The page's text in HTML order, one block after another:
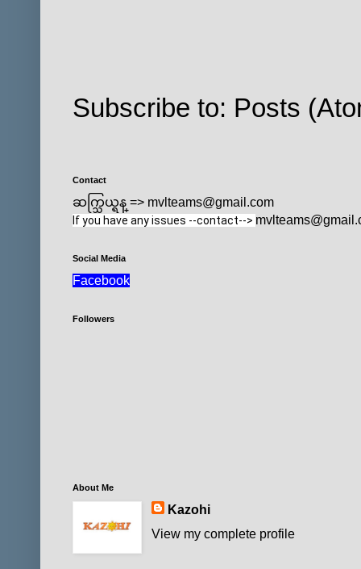
Subscribe to: Posts
Contact
ဆက္သြယ္ရန္ => mvlteams@gmail.com
If you have any issues --contact-->
Social Media
Facebook
Followers
About Me
Kazohi
View my complete profile